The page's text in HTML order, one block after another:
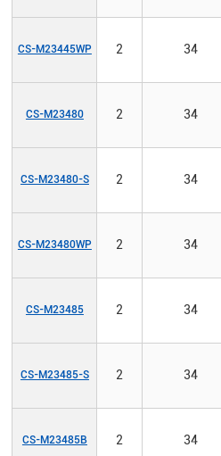
CS-M23445WP 2 34
CS-M23480 2 34
CS-M23480-S 2 34
CS-M23480WP 2 34
CS-M23485 2 34
CS-M23485-S 2 34
CS-M23485B 2 34